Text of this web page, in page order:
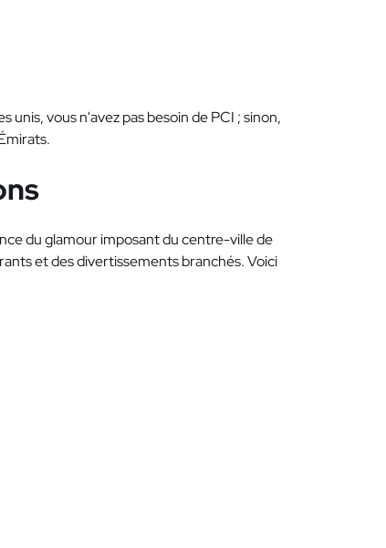
unis, vous n'avez pas besoin de PCI ; sinon,
du glamour imposant du centre-ville de
et des divertissements branchés. Voici